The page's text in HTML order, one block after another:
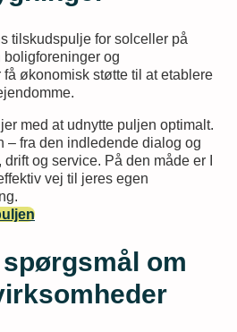
tilskudspulje for solceller på
og
økonomisk støtte til at etablere
med at udnytte puljen optimalt.
– fra den indledende dialog og
og service. På den måde er I
vej til jeres egen
om